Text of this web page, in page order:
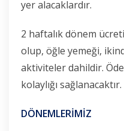
yer alacaklardır.
2 haftalık dönem
olup, öğle yemeği,
aktiviteler dahildir.
kolaylığı sağlanacaktır.
DÖNEMLERİMİZ